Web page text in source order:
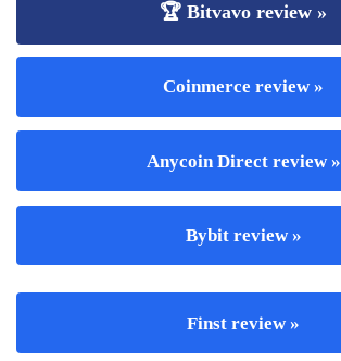
🏆 Bitvavo review »
Coinmerce review »
Anycoin Direct review »
Bybit review »
Finst review »